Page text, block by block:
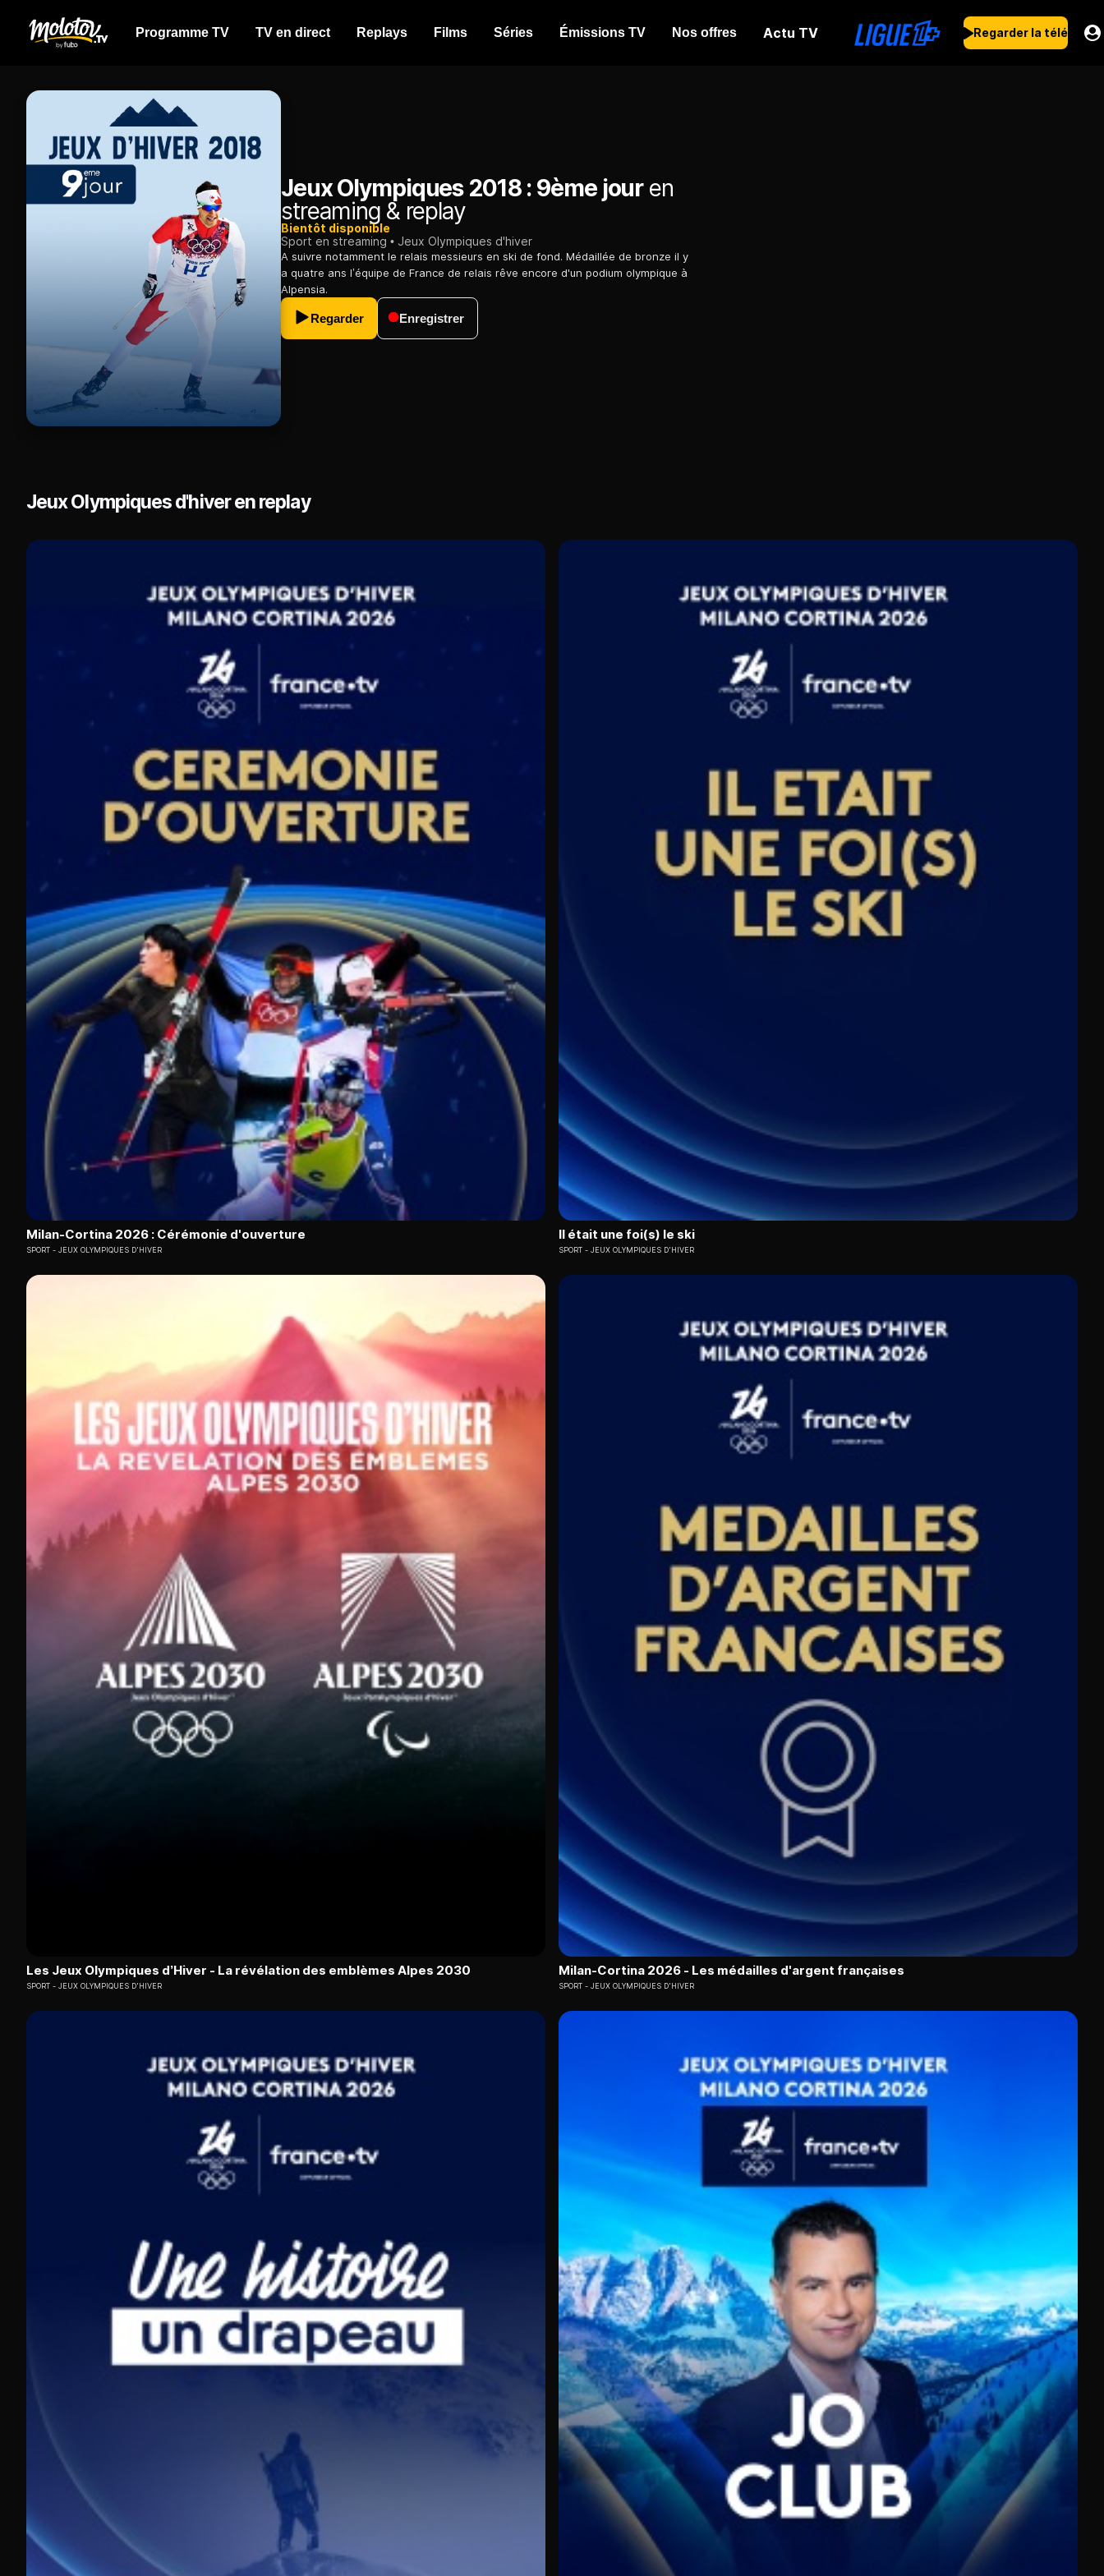
Programme TV TV en direct Replays Films Séries Émissions TV Nos offres Actu TV Regarder la télé
Jeux Olympiques 2018 : 9ème jouren
streaming & replay
Bientôt disponible
Sport en streaming
Jeux Olympiques d'hiver
A suivre notamment le relais messieurs en ski de fond. Médaillée de bronze il y
a quatre ans l’équipe de France de relais rêve encore d'un podium olympique à
Alpensia.
Regarder Enregistrer
Jeux Olympiques d'hiver en replay
Milan-Cortina 2026 : Cérémonie d'ouverture
SPORT JEUX OLYMPIQUES D'HIVER
Il était une foi(s) le ski
SPORT JEUX OLYMPIQUES D'HIVER
Les Jeux Olympiques d’Hiver - La révélation des emblèmes Alpes 2030
SPORT JEUX OLYMPIQUES D'HIVER
Milan-Cortina 2026 - Les médailles d'argent françaises
SPORT JEUX OLYMPIQUES D'HIVER